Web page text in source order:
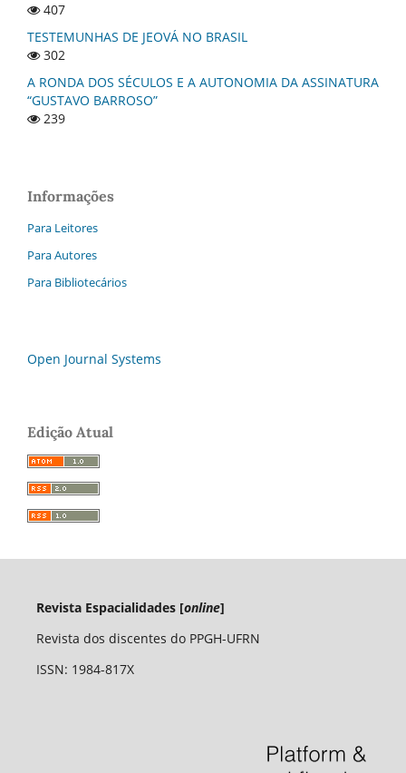
407
TESTEMUNHAS DE JEOVÁ NO BRASIL
302
A RONDA DOS SÉCULOS E A AUTONOMIA DA ASSINATURA
“GUSTAVO BARROSO”
239
Informações
Para Leitores
Para Autores
Para Bibliotecários
Open Journal Systems
Edição Atual
Revista Espacialidades [online]
Revista dos discentes do PPGH-UFRN
ISSN: 1984-817X